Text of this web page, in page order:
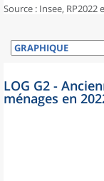
Source : Insee,
LOG G2 -
ménages en